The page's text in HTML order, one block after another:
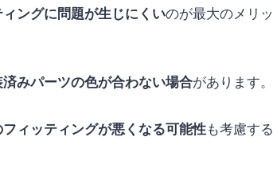
ングに問題が生じにくいのが最大のメリッ
みパーツの色が合わない場合があります。
ィッティングが悪くなる可能性も考慮する